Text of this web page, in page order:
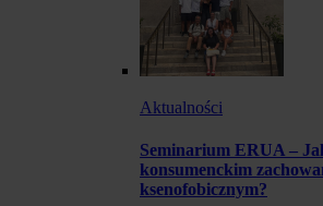
Aktualności
Seminarium ERUA –
konsumenckim
ksenofobicznym?